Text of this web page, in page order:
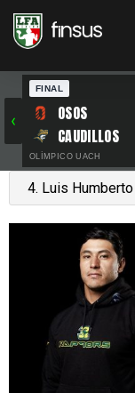
‹
FINAL
OSOS
CAUDILLOS
OLÍMPICO UACH